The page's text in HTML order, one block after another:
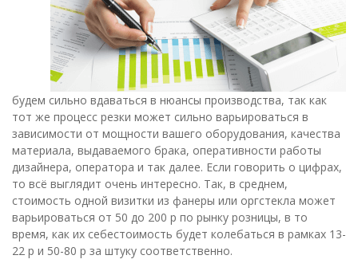
будем сильно вдаваться в нюансы производства, так как
тот же процесс резки может сильно варьироваться в
зависимости от мощности вашего оборудования, качества
материала, выдаваемого брака, оперативности работы
дизайнера, оператора и так далее. Если говорить о цифрах,
то всё выглядит очень интересно. Так, в среднем,
стоимость одной визитки из фанеры или оргстекла может
варьироваться от 50 до 200 р по рынку розницы, в то
время, как их себестоимость будет колебаться в рамках 13-
22 р и 50-80 р за штуку соответственно.